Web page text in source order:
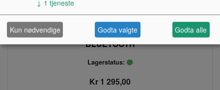
MIDIKEYBOARD, KORG MICROKEY, 25 AIR,
BLUETOOTH
Lagerstatus:
Kr 1 295,00
↓ 1 tjeneste
Kun nødvendige Godta valgte Godta alle